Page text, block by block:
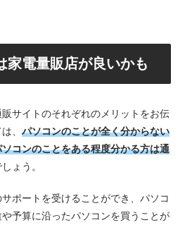
家電量販店が良いかも
サイトのそれぞれのメリットをお伝
、 パソコンのことが全く分からない
コンのことをある程度分かる方は通
ょう。
ポートを受けることができ、パソコ
予算に沿ったパソコンを買うことが